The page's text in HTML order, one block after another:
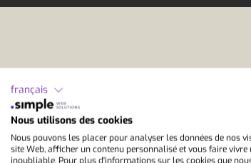
français
Nous utilisons des cookies
Nous pouvons les placer pour analyser les données de nos
site Web, afficher un contenu personnalisé et vous faire vivre
inoubliable. Pour plus d'informations sur les cookies que